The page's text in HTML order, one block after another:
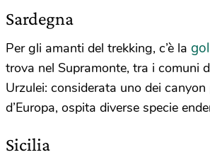
Sardegna
Per gli amanti del trekking, c’è la
trova nel Supramonte, tra i comuni
Urzulei: considerata uno dei
d’Europa, ospita diverse specie
Sicilia